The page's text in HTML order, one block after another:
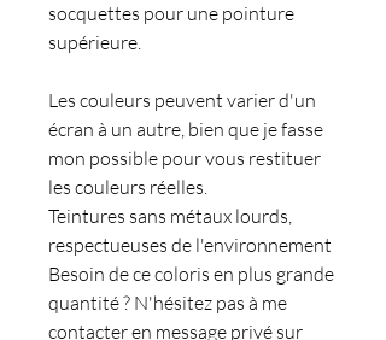
socquettes pour une pointure
supérieure.
Les couleurs peuvent varier d'un
écran à un autre, bien que je fasse
mon possible pour vous restituer
les couleurs réelles.
Teintures sans métaux lourds,
respectueuses de l'environnement
Besoin de ce coloris en plus grande
quantité ? N'hésitez pas à me
contacter en message privé sur